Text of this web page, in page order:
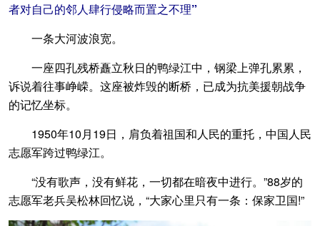
者对自己的邻人肆行侵略而置之不理”
一条大河波浪宽。
一座四孔残桥矗立秋日的鸭绿江中，钢梁上弹孔累累，
诉说着往事峥嵘。这座被炸毁的断桥，已成为抗美援朝战争
的记忆坐标。
1950年10月19日，肩负着祖国和人民的重托，中国人民
志愿军跨过鸭绿江。
“没有歌声，没有鲜花，一切都在暗夜中进行。”88岁的
志愿军老兵吴松林回忆说，“大家心里只有一条：保家卫国!”